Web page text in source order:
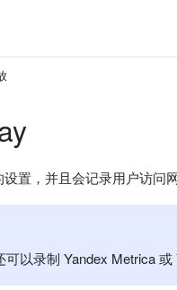
置，并且会记录用户访问
以录制 Yandex Metrica